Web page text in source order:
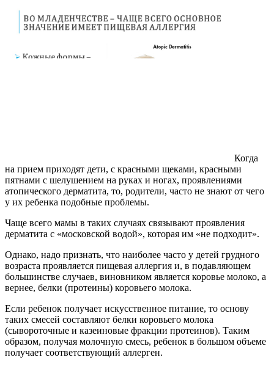
Когда
на прием приходят дети, с красными щеками, красными
пятнами с шелушением на руках и ногах, проявлениями
атопического дерматита, то, родители, часто не знают от чего
у их ребенка подобные проблемы.
Чаще всего мамы в таких случаях связывают проявления
дерматита с «московской водой», которая им «не подходит».
Однако, надо признать, что наиболее часто у детей грудного
возраста проявляется пищевая аллергия и, в подавляющем
большинстве случаев, виновником является коровье молоко, а
вернее, белки (протеины) коровьего молока.
Если ребенок получает искусственное питание, то основу
таких смесей составляют белки коровьего молока
(сывороточные и казеиновые фракции протеинов). Таким
образом, получая молочную смесь, ребенок в большом объеме
получает соответствующий аллерген.